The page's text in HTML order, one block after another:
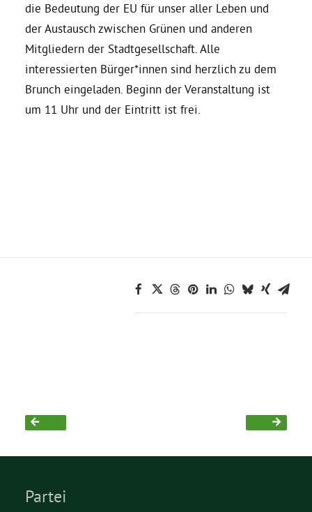
Ratsfraktion
Ratsmitglieder 2025 – 2030
Ratsanträge
Kommunalpolitik
die Bedeutung der EU für unser aller Leben und
der Austausch zwischen Grünen und anderen
Mitgliedern der Stadtgesellschaft. Alle
interessierten Bürger*innen sind herzlich zu dem
Brunch eingeladen. Beginn der Veranstaltung ist
um 11 Uhr und der Eintritt ist frei.
Partei